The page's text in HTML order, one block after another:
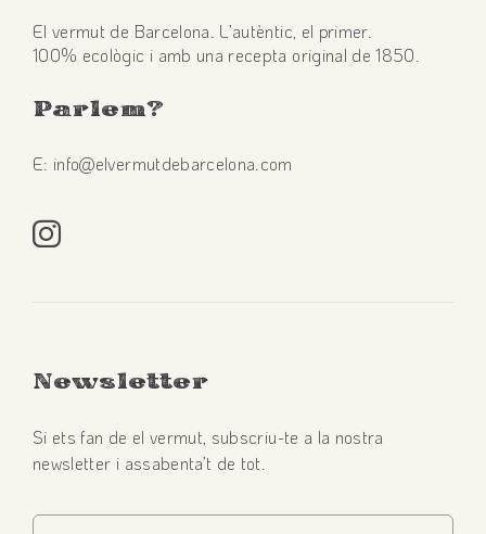
El vermut de Barcelona. L’autèntic, el primer.
100% ecològic i amb una recepta original de 1850.
Parlem?
E: info@elvermutdebarcelona.com
Newsletter
Si ets fan de el vermut, subscriu-te a la nostra
newsletter i assabenta’t de tot.